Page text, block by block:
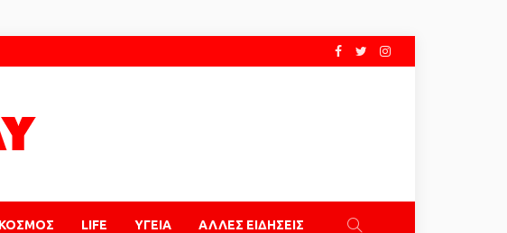
ΚΟΣΜΟΣ LIFE ΥΓΕΙΑ ΑΛΛΕΣ ΕΙΔΗΣΕΙΣ